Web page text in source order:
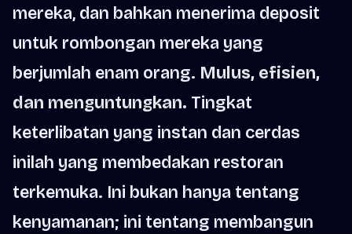
mereka, dan bahkan menerima deposit
untuk rombongan mereka yang
berjumlah enam orang. Mulus, efisien,
dan menguntungkan. Tingkat
keterlibatan yang instan dan cerdas
inilah yang membedakan restoran
terkemuka. Ini bukan hanya tentang
kenyamanan; ini tentang membangun